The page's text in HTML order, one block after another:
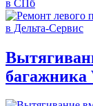
багажника